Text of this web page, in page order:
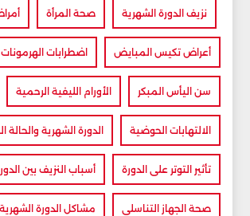
نزيف الدورة الشهرية صحة المرأة
أعراض تكيس المبايض اضطرابات الهرمونات
سن اليأس المبكر الأورام الليفية الرحمية
الالتهابات الحوضية الدورة الشهرية والحالة
تأثير التوتر على الدورة أسباب النزيف بين
صحة الجهاز التناسلي مشاكل الدورة الشهرية